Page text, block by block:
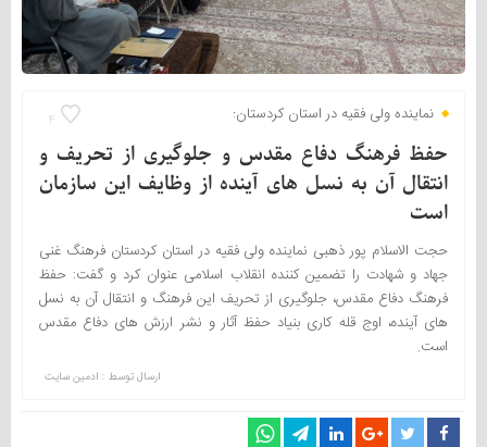
4 نماینده ولی فقیه در استان کردستان:
حفظ فرهنگ دفاع مقدس و جلوگیری از تحریف و
انتقال آن به نسل های آینده از وظایف این سازمان
است
حجت الاسلام پور ذهبی نماینده ولی فقیه در استان کردستان فرهنگ غنی
جهاد و شهادت را تضمین کننده انقلاب اسلامی عنوان کرد و گفت: حفظ
فرهنگ دفاع مقدس، جلوگیری از تحریف این فرهنگ و انتقال آن به نسل
های آینده، اوج قله کاری بنیاد حفظ آثار و نشر ارزش های دفاع مقدس
است.
ارسال توسط : ادمین سایت